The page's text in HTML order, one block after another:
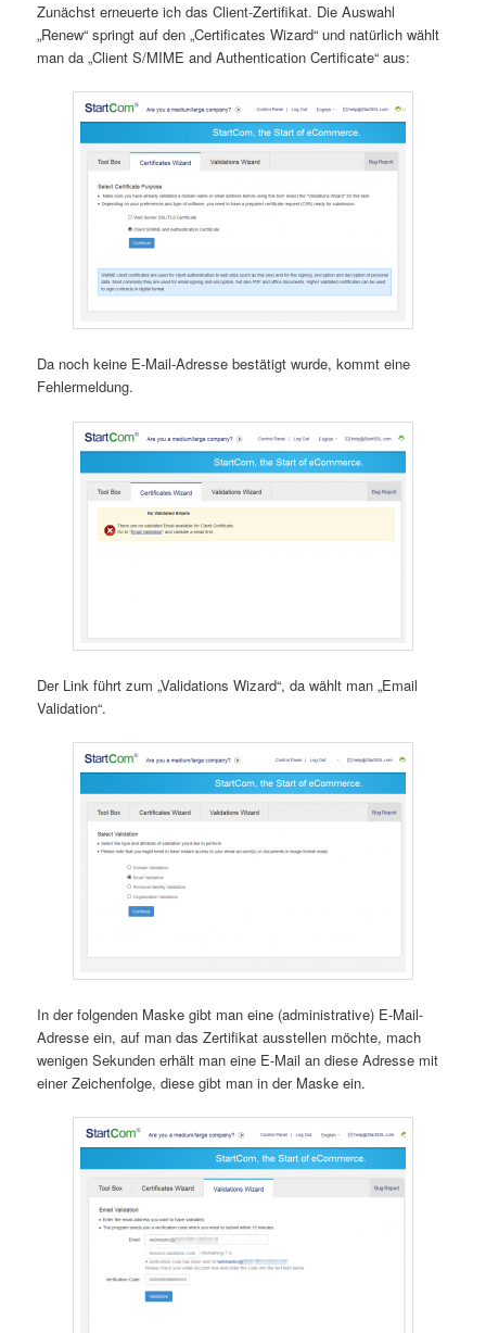
Zunächst erneuerte ich das Client-Zertifikat. Die Auswahl
„Renew“ springt auf den „Certificates Wizard“ und natürlich wählt
man da „Client S/MIME and Authentication Certificate“ aus:
Da noch keine E-Mail-Adresse bestätigt wurde, kommt eine
Fehlermeldung.
Der Link führt zum „Validations Wizard“, da wählt man „Email
Validation“.
In der folgenden Maske gibt man eine (administrative) E-Mail-
Adresse ein, auf man das Zertifikat ausstellen möchte, mach
wenigen Sekunden erhält man eine E-Mail an diese Adresse mit
einer Zeichenfolge, diese gibt man in der Maske ein.